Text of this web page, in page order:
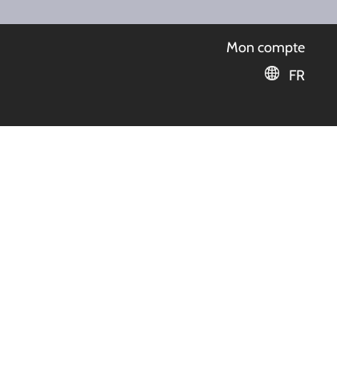
Mon compte
FR